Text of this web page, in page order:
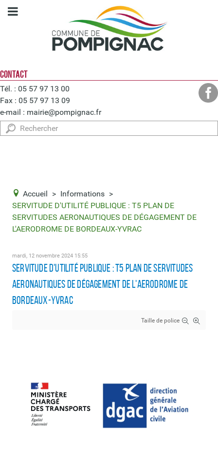
CONTACT
Tél. : 05 57 97 13 00
Fax : 05 57 97 13 09
e-mail : mairie@pompignac.fr
Rechercher
Accueil > Informations >
SERVITUDE D'UTILITÉ PUBLIQUE : T5 PLAN DE
SERVITUDES AERONAUTIQUES DE DÉGAGEMENT DE
L'AERODROME DE BORDEAUX-YVRAC
mardi, 12 novembre 2024 15:55
SERVITUDE D'UTILITÉ PUBLIQUE : T5 PLAN DE SERVITUDES
AERONAUTIQUES DE DÉGAGEMENT DE L'AERODROME DE
BORDEAUX-YVRAC
Taille de police